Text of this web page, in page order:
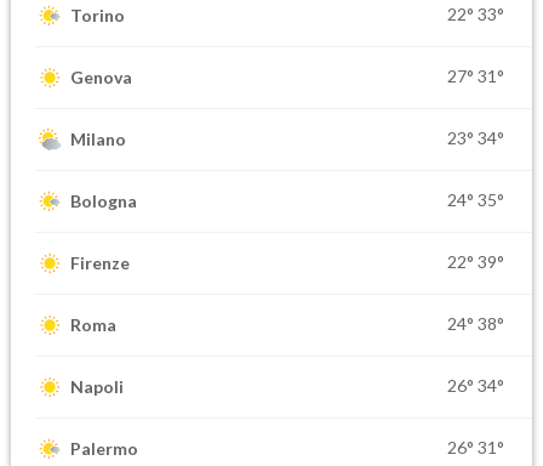
Torino 22° 33°
Genova 27° 31°
Milano 23° 34°
Bologna 24° 35°
Firenze 22° 39°
Roma 24° 38°
Napoli 26° 34°
Palermo 26° 31°